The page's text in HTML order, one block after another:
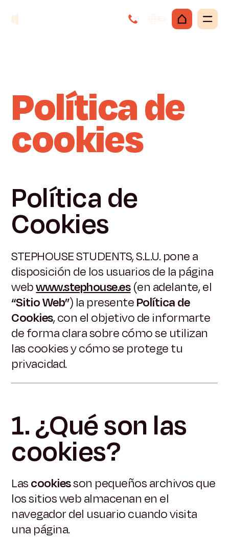
Es
Política de
cookies
Política de
Cookies
STEPHOUSE STUDENTS, S.L.U. pone a
disposición de los usuarios de la página
webwww.stephouse.es(en adelante, el
“Sitio Web”) la presentePolítica de
Cookies, con el objetivo de informarte
de forma clara sobre cómo se utilizan
las cookies y cómo se protege tu
privacidad.
1. ¿Qué son las
cookies?
Lascookiesson pequeños archivos que
los sitios web almacenan en el
navegador del usuario cuando visita
una página.